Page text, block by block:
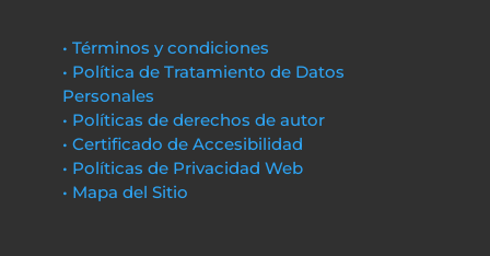
• Términos y condiciones
• Política de Tratamiento de Datos
Personales
• Políticas de derechos de autor
• Certificado de Accesibilidad
• Políticas de Privacidad Web
• Mapa del Sitio